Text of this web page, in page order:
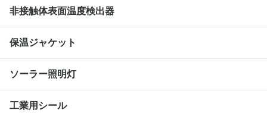
非接触体表面温度検出器
保温ジャケット
ソーラー照明灯
工業用シール